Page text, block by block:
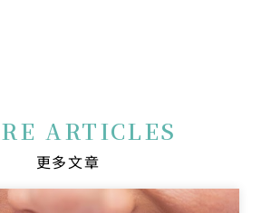
ARTICLES
更多文章